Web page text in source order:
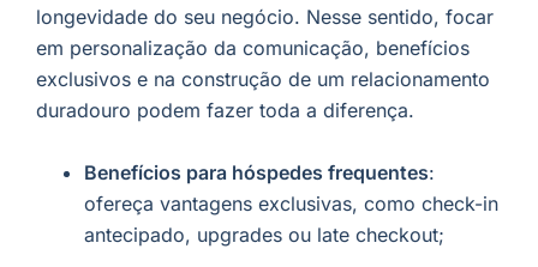
longevidade do seu negócio. Nesse sentido, focar
em personalização da comunicação, benefícios
exclusivos e na construção de um relacionamento
duradouro podem fazer toda a diferença.
Benefícios para hóspedes frequentes:
ofereça vantagens exclusivas, como check-in
antecipado, upgrades ou late checkout;